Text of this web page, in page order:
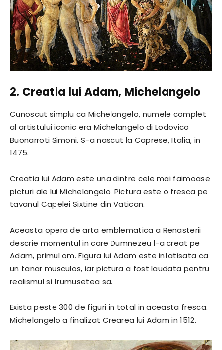
2. Creatia lui Adam, Michelangelo
Cunoscut simplu ca Michelangelo, numele complet
al artistului iconic era Michelangelo di Lodovico
Buonarroti Simoni. S-a nascut la Caprese, Italia, in
1475.
Creatia lui Adam este una dintre cele mai faimoase
picturi ale lui Michelangelo. Pictura este o fresca pe
tavanul Capelei Sixtine din Vatican.
Aceasta opera de arta emblematica a Renasterii
descrie momentul in care Dumnezeu l-a creat pe
Adam, primul om. Figura lui Adam este infatisata ca
un tanar musculos, iar pictura a fost laudata pentru
realismul si frumusetea sa.
Exista peste 300 de figuri in total in aceasta fresca.
Michelangelo a finalizat Crearea lui Adam in 1512.